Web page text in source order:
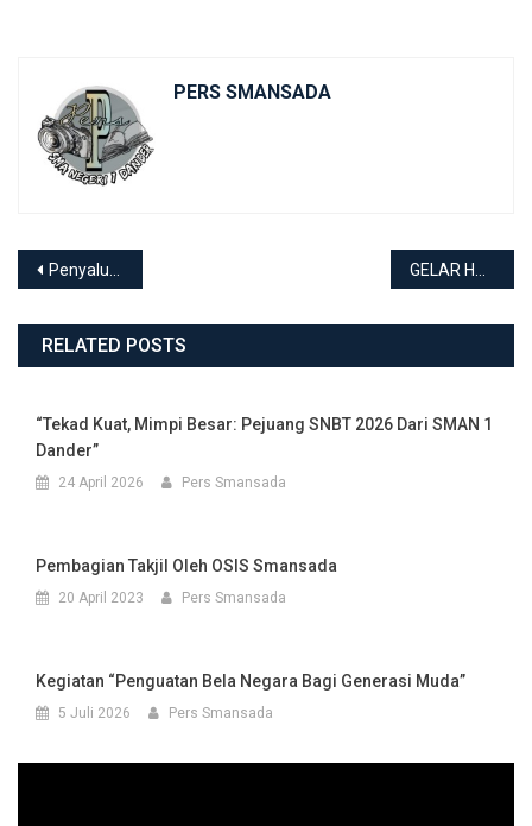
PERS SMANSADA
Navigasi
pos
Penyaluran Zakat
RELATED POSTS
“Tekad Kuat, Mimpi Besar: Pejuang SNBT 2026 Dari SMAN 1
Dander”
24 April 2026 Pers Smansada
Pembagian Takjil Oleh OSIS Smansada
20 April 2023 Pers Smansada
Kegiatan “Penguatan Bela Negara Bagi Generasi Muda”
5 Juli 2026 Pers Smansada